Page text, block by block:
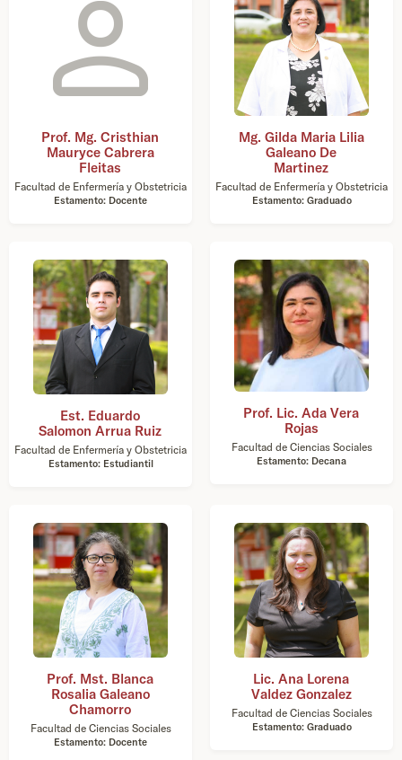
Prof. Mg. Cristhian
Mauryce Cabrera
Fleitas
Facultad de Enfermería y Obstetricia
Estamento: Docente
Mg. Gilda Maria Lilia
Galeano De
Martinez
Facultad de Enfermería y Obstetricia
Estamento: Graduado
Est. Eduardo
Salomon Arrua Ruiz
Facultad de Enfermería y Obstetricia
Estamento: Estudiantil
Prof. Lic. Ada Vera
Rojas
Facultad de Ciencias Sociales
Estamento: Decana
Prof. Mst. Blanca
Rosalia Galeano
Chamorro
Facultad de Ciencias Sociales
Estamento: Docente
Lic. Ana Lorena
Valdez Gonzalez
Facultad de Ciencias Sociales
Estamento: Graduado